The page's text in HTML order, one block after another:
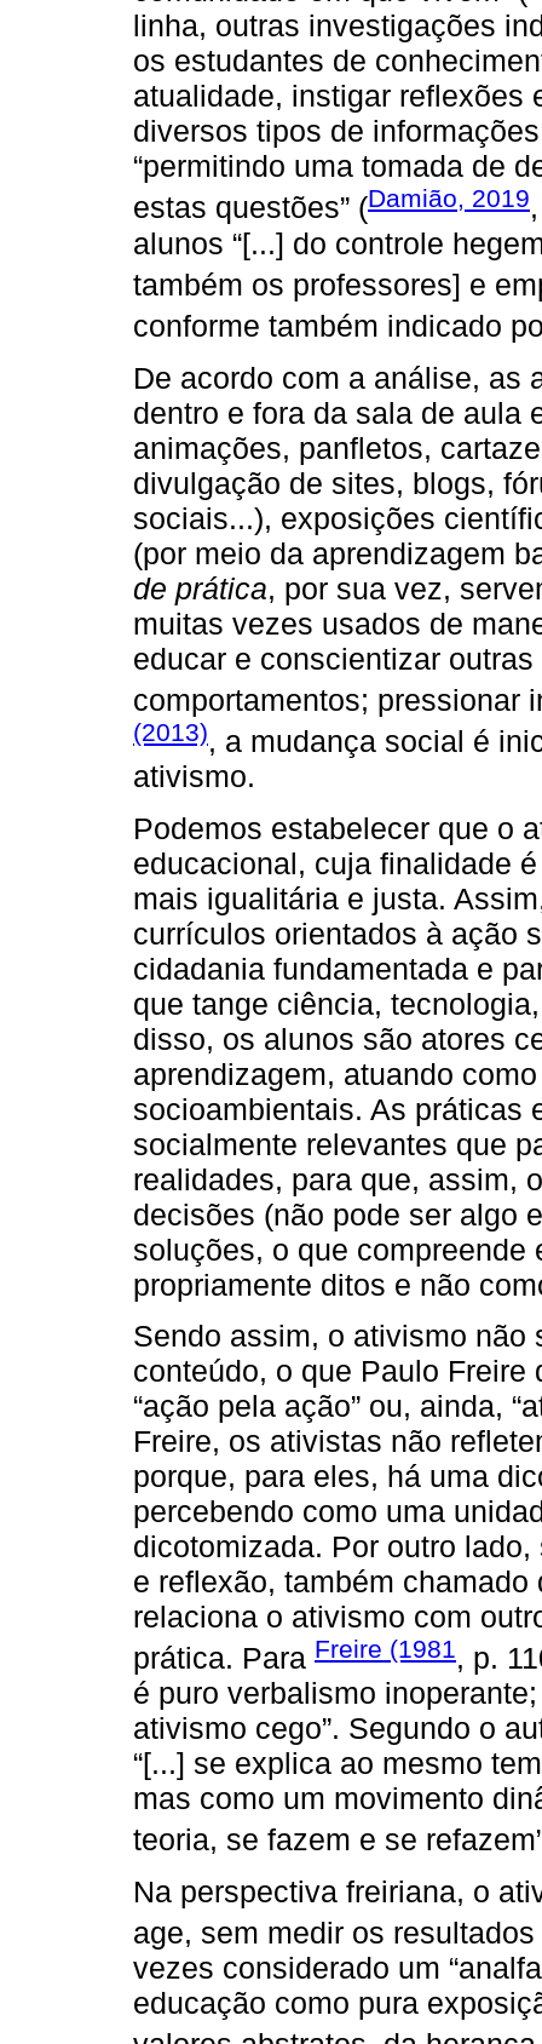
linha, outras investigações
os estudantes de
atualidade, instigar reflexões
diversos tipos de
“permitindo uma tomada de
estas questões” (Damião, 2019
alunos “[...] do controle
também os professores] e
conforme também indicado
De acordo com a análise, as
dentro e fora da sala de aula
animações, panfletos,
divulgação de sites, blogs,
sociais...), exposições
(por meio da aprendizagem
de prática, por sua vez,
muitas vezes usados de
educar e conscientizar
comportamentos; pressionar
(2013), a mudança social é
ativismo.
Podemos estabelecer que o
educacional, cuja finalidade
mais igualitária e justa.
currículos orientados à ação
cidadania fundamentada e
que tange ciência,
disso, os alunos são atores
aprendizagem, atuando
socioambientais. As práticas
socialmente relevantes que
realidades, para que, assim,
decisões (não pode ser algo
soluções, o que compreende
propriamente ditos e não
Sendo assim, o ativismo não
conteúdo, o que Paulo Freire
“ação pela ação” ou, ainda,
Freire, os ativistas não
porque, para eles, há uma
percebendo como uma
dicotomizada. Por outro
e reflexão, também
relaciona o ativismo com
prática. Para Freire (1981, p.
é puro verbalismo
ativismo cego”. Segundo o
“[...] se explica ao mesmo
mas como um movimento
teoria, se fazem e se
Na perspectiva freiriana, o
age, sem medir os
vezes considerado um
educação como pura